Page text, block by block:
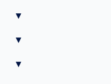
▾
▾
▾